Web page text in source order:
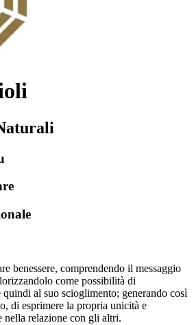
benessere, comprendendo il messaggio
come possibilità di
al suo scioglimento; generando così
di esprimere la propria unicità e
nella relazione con gli altri.